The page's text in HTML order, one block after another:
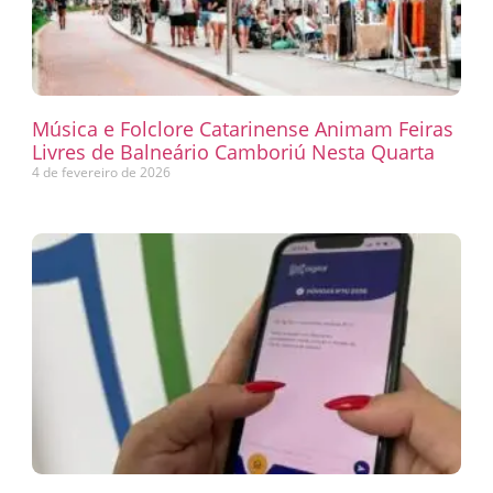
Música e Folclore Catarinense Animam Feiras
Livres de Balneário Camboriú Nesta Quarta
4 de fevereiro de 2026